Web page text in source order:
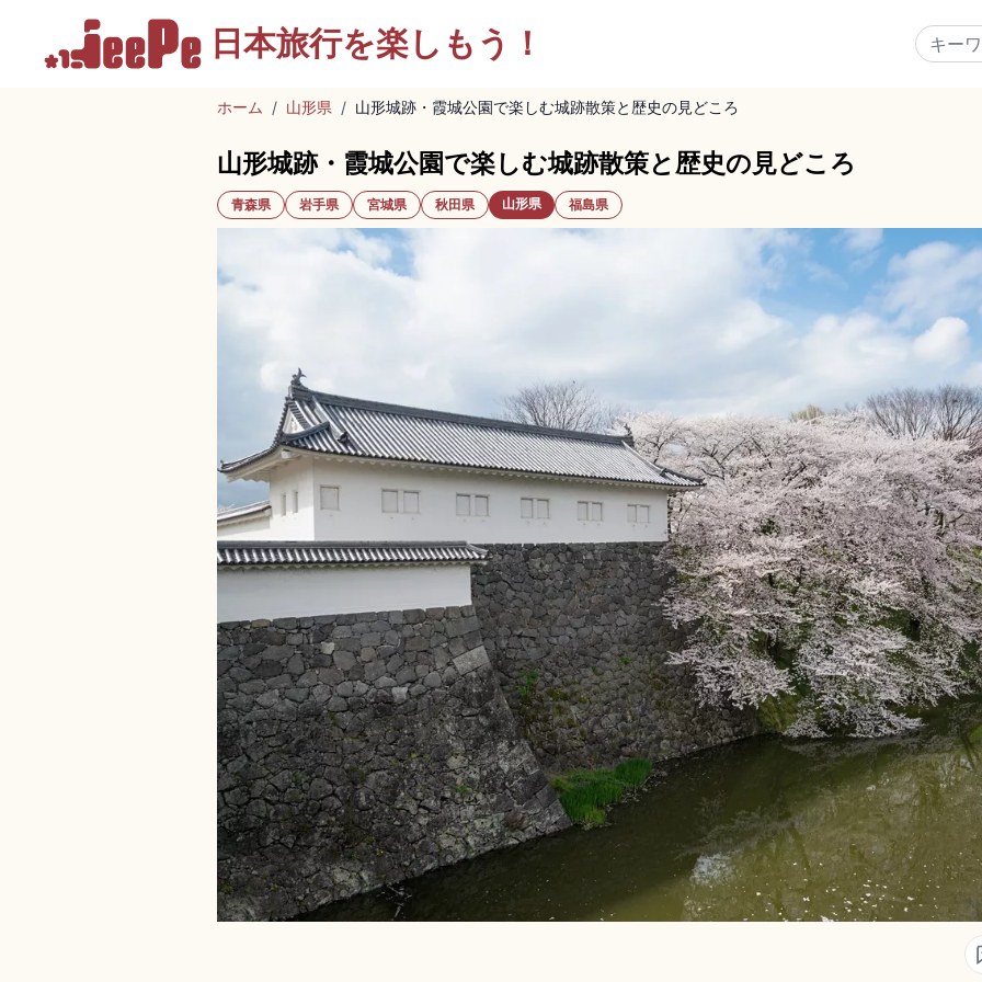
日本旅行を楽しもう！
ホーム / 山形県 / 山形城跡・霞城公園で楽しむ城跡散策と歴史の見どころ
山形城跡・霞城公園で楽しむ城跡散策と歴史の見どころ
青森県 岩手県 宮城県 秋田県 山形県 福島県